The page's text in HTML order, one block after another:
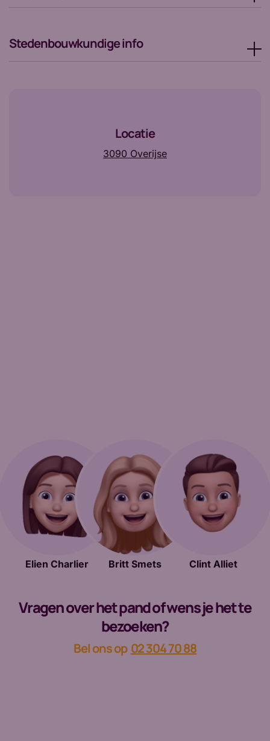
Stedenbouwkundige info
Locatie
3090 Overijse
Clint Alliet
Britt Smets
Elien Charlier
Vragen over het pand of wens je het te
bezoeken?
Bel ons op 02 304 70 88